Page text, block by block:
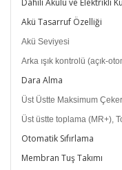
Akü Tasarruf Özelliği
Akü Seviyesi
Arka ışık kontrolü (açık-
Dara Alma
Üst Üstte Maksimum
Üst üstte toplama (MR+),
Otomatik Sıfırlama
Membran Tuş Takımı